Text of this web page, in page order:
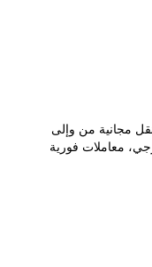
مجانية من وإلى
معاملات فورية